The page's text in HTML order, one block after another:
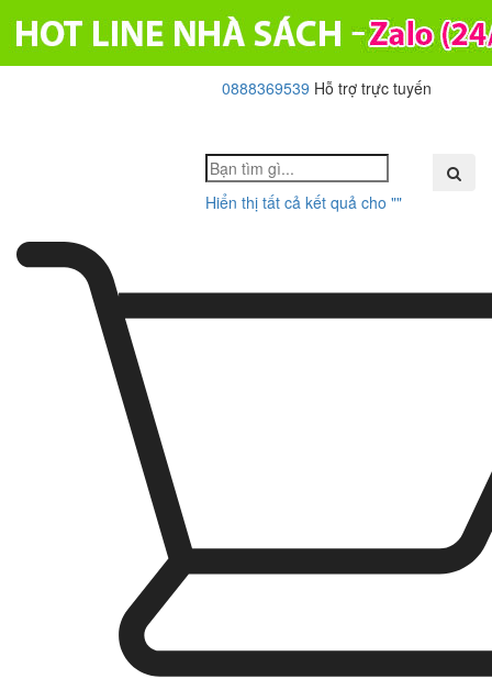
0888369539 Hỗ trợ trực tuyến
Hiển thị tất cả kết quả cho ""